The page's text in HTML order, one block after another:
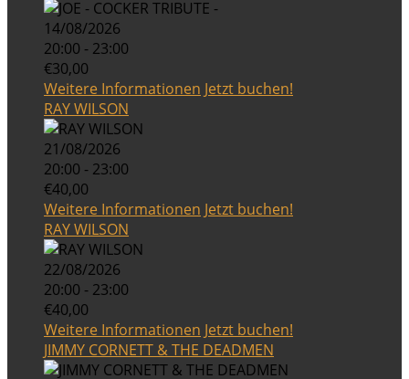
14/08/2026
20:00 - 23:00
€30,00
Weitere Informationen Jetzt buchen!
RAY WILSON
21/08/2026
20:00 - 23:00
€40,00
Weitere Informationen Jetzt buchen!
RAY WILSON
22/08/2026
20:00 - 23:00
€40,00
Weitere Informationen Jetzt buchen!
JIMMY CORNETT & THE DEADMEN